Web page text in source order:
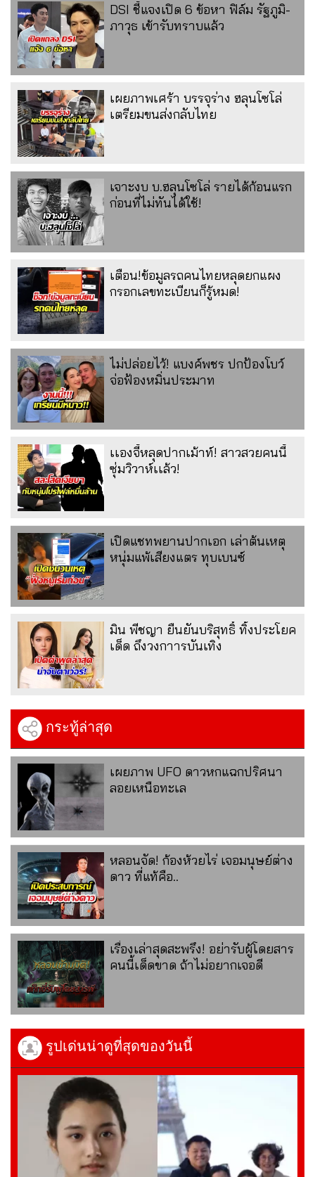
DSI ชี้แจงเปิด 6 ข้อหา ฟิล์ม รัฐภูมิ-
ภาวุธ เข้ารับทราบแล้ว
เผยภาพเศร้า บรรจุร่าง ฮลุนโซโล่
เตรียมขนส่งกลับไทย
เจาะงบ บ.ฮลุนโซโล่ รายได้ก้อนแรก
ก่อนที่ไม่ทันได้ใช้!
เตือน!ข้อมูลรถคนไทยหลุดยกแผง
กรอกเลขทะเบียนก็รู้หมด!
ไม่ปล่อยไว้! แบงค์พชร ปกป้องโบว์
จ่อฟ้องหมิ่นประมาท
เเองจี้หลุดปากเม้าท์! สาวสวยคนนี้
ซุ่มวิวาห์เเล้ว!
เปิดแชทพยานปากเอก เล่าต้นเหตุ
หนุ่มแพ้เสียงแตร ทุบเบนซ์
มิน พีชญา ยืนยันบริสุทธิ์ ทิ้งประโยค
เด็ด ถึงวงกาารบันเทิง
กระทู้ล่าสุด
เผยภาพ UFO ดาวหกแฉกปริศนา
ลอยเหนือทะเล
หลอนจัด! ก้องห้วยไร่ เจอมนุษย์ต่าง
ดาว ที่แท้คือ..
เรื่องเล่าสุดสะพรึง! อย่ารับผู้โดยสาร
คนนี้เด็ดขาด ถ้าไม่อยากเจอดี
รูปเด่นน่าดูที่สุดของวันนี้